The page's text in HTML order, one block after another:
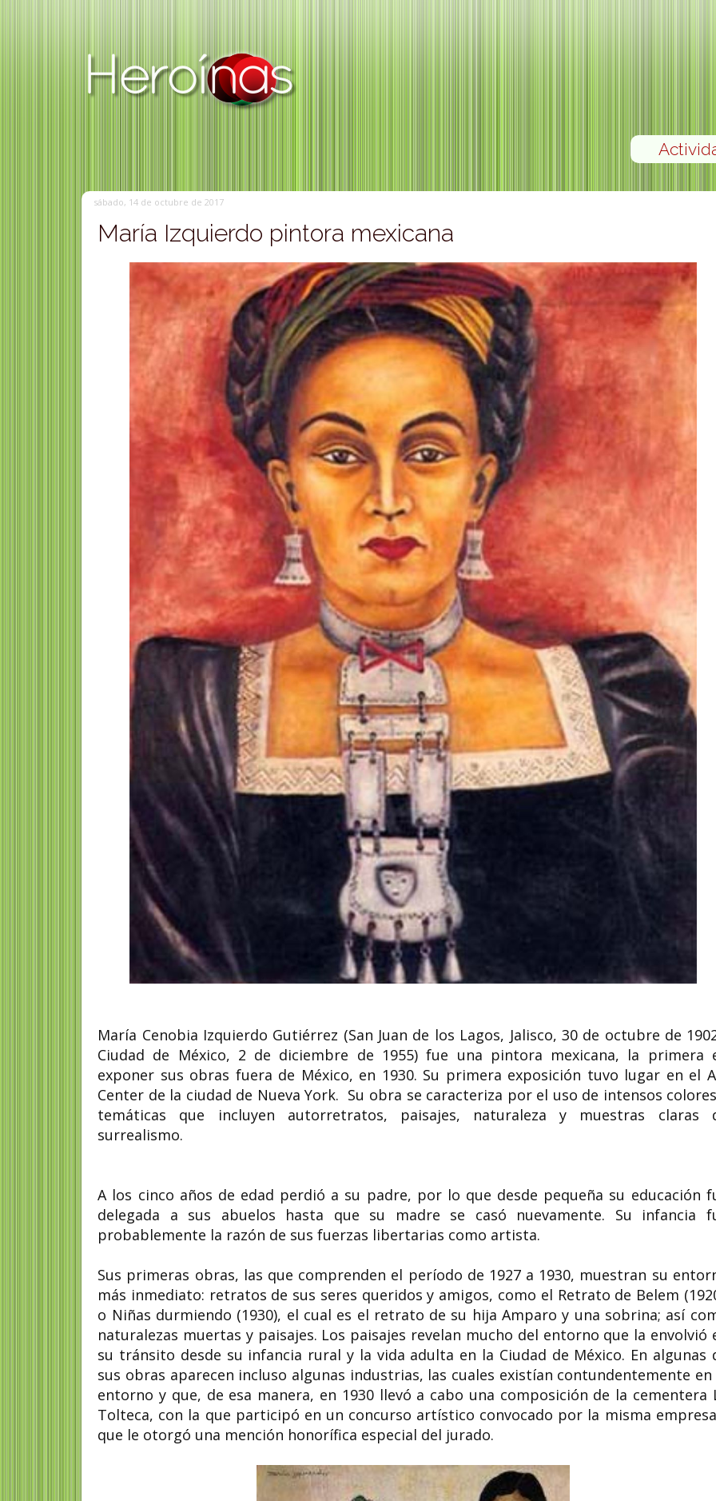
sábado, 14 de octubre de 2017
María Izquierdo pintora mexicana
María Cenobia Izquierdo Gutiérrez (San Juan de los Lagos, Jalisco, 30 de octubre de
Ciudad de México, 2 de diciembre de 1955) fue una pintora mexicana, la primera
exponer sus obras fuera de México, en 1930. Su primera exposición tuvo lugar en el
Center de la ciudad de Nueva York. Su obra se caracteriza por el uso de intensos
temáticas que incluyen autorretratos, paisajes, naturaleza y muestras claras
surrealismo.
A los cinco años de edad perdió a su padre, por lo que desde pequeña su educación
delegada a sus abuelos hasta que su madre se casó nuevamente. Su infancia
probablemente la razón de sus fuerzas libertarias como artista.
Sus primeras obras, las que comprenden el período de 1927 a 1930, muestran su
más inmediato: retratos de sus seres queridos y amigos, como el Retrato de Belem
o Niñas durmiendo (1930), el cual es el retrato de su hija Amparo y una sobrina; así
naturalezas muertas y paisajes. Los paisajes revelan mucho del entorno que la envolvió
su tránsito desde su infancia rural y la vida adulta en la Ciudad de México. En algunas
sus obras aparecen incluso algunas industrias, las cuales existían contundentemente en
entorno y que, de esa manera, en 1930 llevó a cabo una composición de la cementera
Tolteca, con la que participó en un concurso artístico convocado por la misma
que le otorgó una mención honorífica especial del jurado.
Beatriz Milhazes artista
brasileña
Beatriz Milhazes (Río de Janeiro,
1960) es una artista brasileña,
conocida por su trabajo que...
Ana María
escultora,
Ana María Pacheco